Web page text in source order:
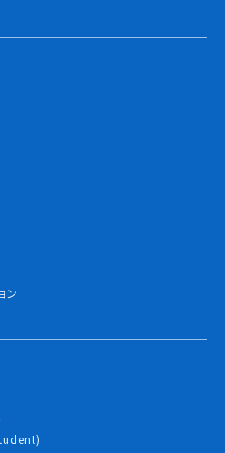
ン